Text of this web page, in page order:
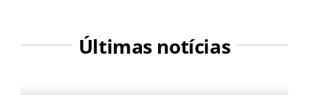
Últimas notícias